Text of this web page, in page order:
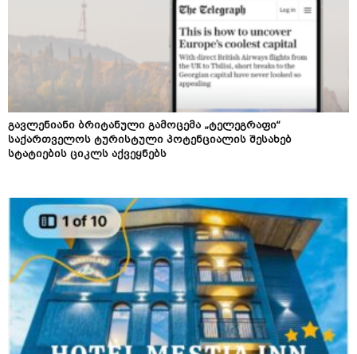
გავლენიანი ბრიტანული გამოცემა „ტელეგრაფი“
საქართველოს ტურისტული პოტენციალის შესახებ
სტატიების ციკლს აქვეყნებს